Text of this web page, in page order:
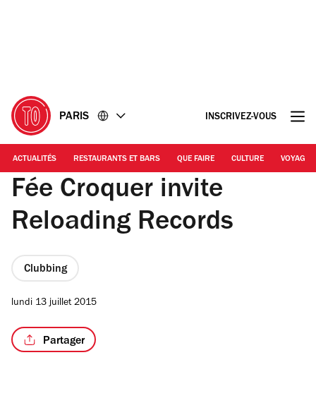
PARIS INSCRIVEZ-VOUS
ACTUALITÉS RESTAURANTS ET BARS QUE FAIRE CULTURE VOYAGE
Fée Croquer invite
Reloading Records
Clubbing
lundi 13 juillet 2015
Partager